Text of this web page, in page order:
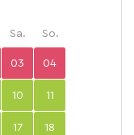
Sa. So.
03 04
10 11
17 18